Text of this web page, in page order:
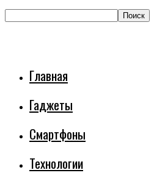
Главная
Гаджеты
Смартфоны
Технологии